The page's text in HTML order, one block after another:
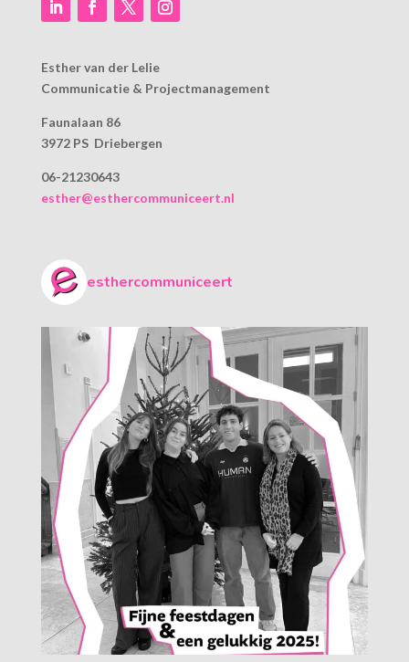
Esther van der Lelie
Communicatie & Projectmanagement
Faunalaan 86
3972 PS Driebergen
06-21230643
esther@esthercommuniceert.nl
esthercommuniceert